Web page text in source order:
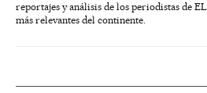
reportajes y análisis de los periodistas de
más relevantes del continente.